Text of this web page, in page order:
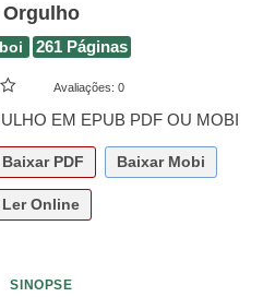
Orgulho
261 Páginas
Avaliações: 0
EM EPUB PDF OU MOBI
Baixar PDF Baixar Mobi
Ler Online
SINOPSE